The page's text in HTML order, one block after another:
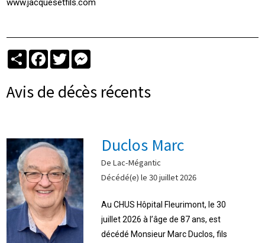
www.jacquesetfils.com
PartagerFacebook
Twitter
Avis de décès récents
Duclos Marc
De Lac-Mégantic
Décédé(e) le 30 juillet 2026
Au CHUS Hôpital Fleurimont, le 30
juillet 2026 à l’âge de 87 ans, est
décédé Monsieur Marc Duclos, fils